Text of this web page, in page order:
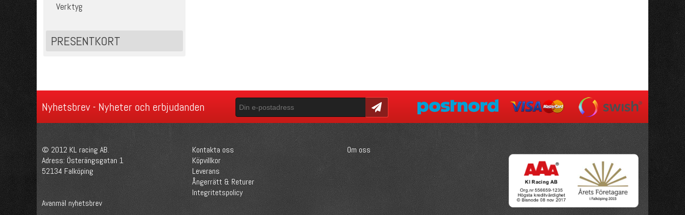
Verktyg
PRESENTKORT
Nyhetsbrev - Nyheter och erbjudanden Skicka
© 2012 KL racing AB.
Adress: Österängsgatan 1
52134 Falköping
Avanmäl nyhetsbrev
Kontakta oss
Köpvillkor
Leverans
Ångerrätt & Returer
Integritetspolicy
Om oss